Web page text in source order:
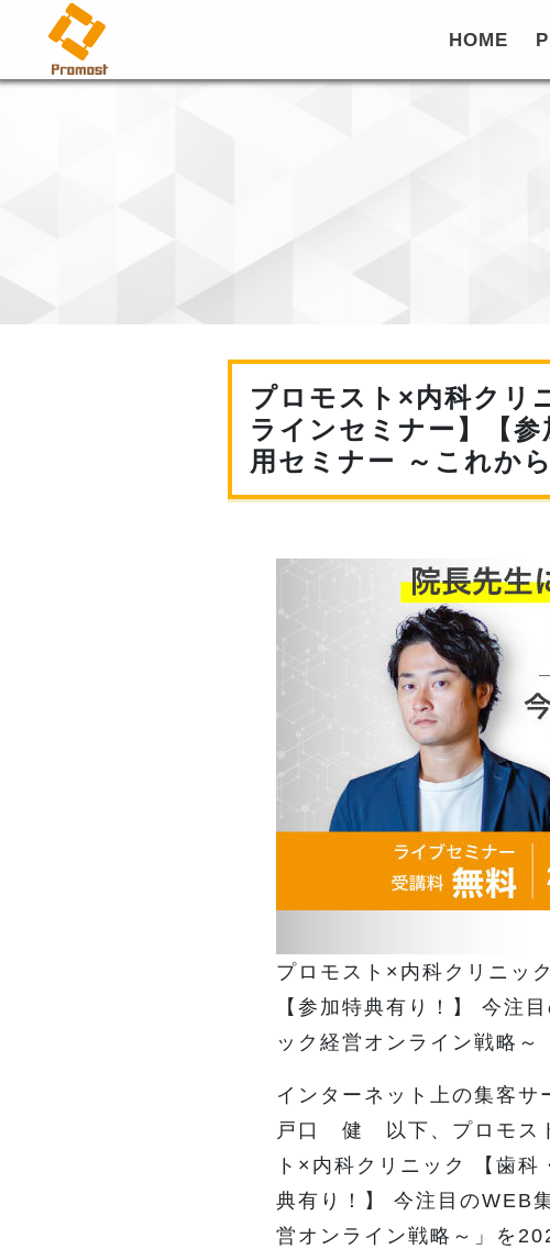
HOME
プロモスト×内科クリ
ラインセミナー】【
用セミナー ～これか
プロモスト×内科クリニッ
【参加特典有り！】 今注
ック経営オンライン戦略～
インターネット上の集客
戸口 健 以下、プロモス
ト×内科クリニック 【歯
典有り！】 今注目のWEB
営オンライン戦略～」を